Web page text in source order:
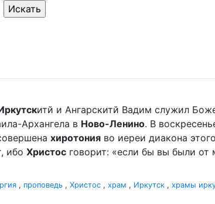
итй и Ангарскитй Вадим служил
Архангела в Ново-Ленино. В
хиротония во иереи диакона
ибо Христос говорит: «если бы вы были
, проповедь , Христос , храм , Иркутск , храмы